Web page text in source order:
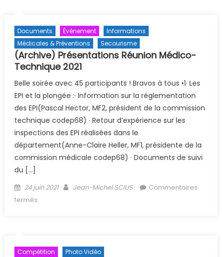
Documents Évènement
Informations
Médicales & Préventions
Secourisme
(Archive) Présentations Réunion Médico-
Technique 2021
Belle soirée avec 45 participants ! Bravos à tous •1· Les
EPI et la plongée :· Information sur la réglementation
des EPI(Pascal Hector, MF2, président de la commission
technique codep68) · Retour d’expérience sur les
inspections des EPI réalisées dans le
département(Anne-Claire Heller, MF1, présidente de la
commission médicale codep68) · Documents de suivi
du […]
Posted on
24 juin 2021 Author
Jean-Michel SCIUS
Commentaires
fermés
Compétition Photo Vidéo